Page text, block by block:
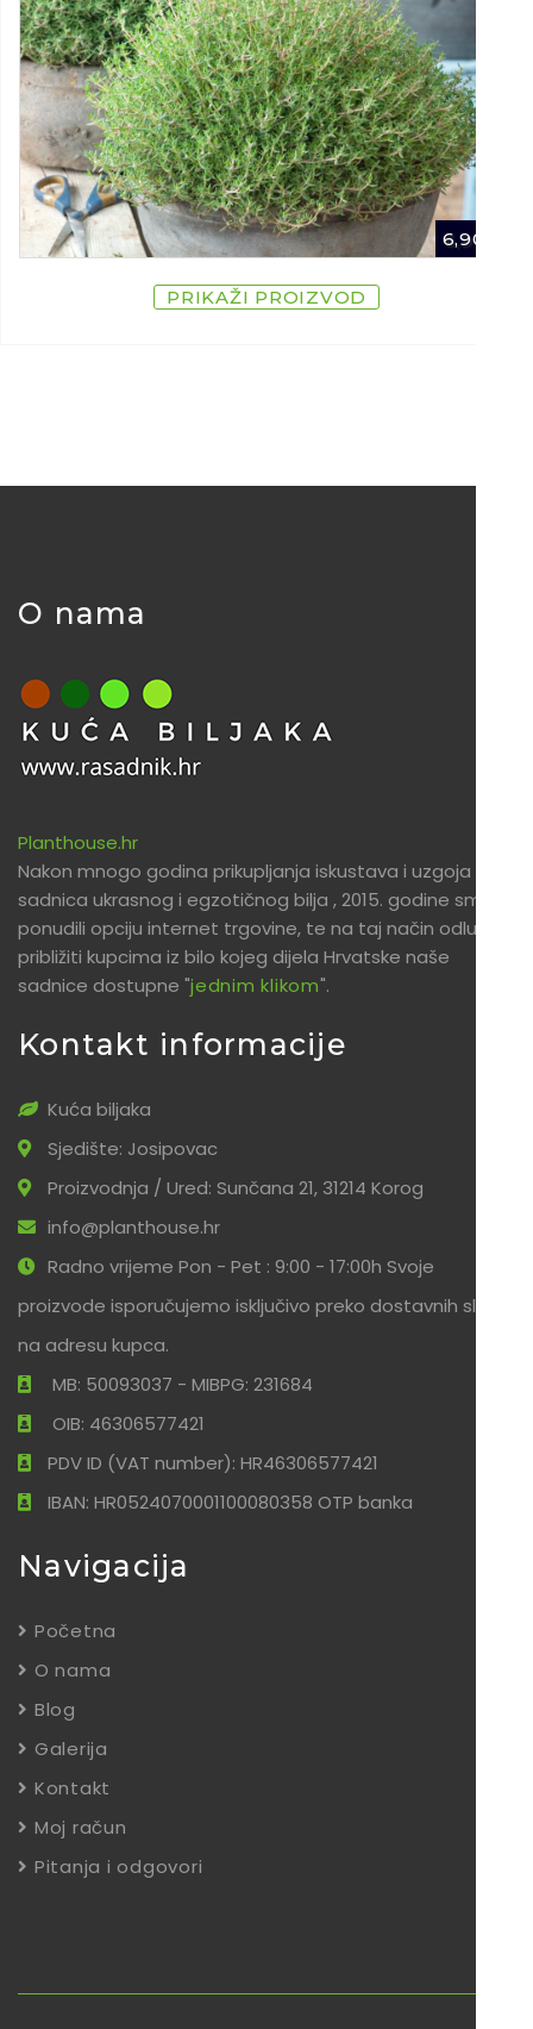
6,90
PRIKAŽI PROIZVOD
O nama
Planthouse.hr
Nakon mnogo godina prikupljanja iskustava i uzgoja
sadnica ukrasnog i egzotičnog bilja , 2015. godine smo
ponudili opciju internet trgovine, te na taj način odlučili
približiti kupcima iz bilo kojeg dijela Hrvatske naše
sadnice dostupne "jednim klikom".
Kontakt informacije
Kuća biljaka
Sjedište: Josipovac
Proizvodnja / Ured: Sunčana 21, 31214 Korog
info@planthouse.hr
Radno vrijeme Pon - Pet : 9:00 - 17:00h Svoje
proizvode isporučujemo isključivo preko dostavnih službi
na adresu kupca.
MB: 50093037 - MIBPG: 231684
OIB: 46306577421
PDV ID (VAT number): HR46306577421
IBAN: HR0524070001100080358 OTP banka
Navigacija
Početna
O nama
Blog
Galerija
Kontakt
Moj račun
Pitanja i odgovori